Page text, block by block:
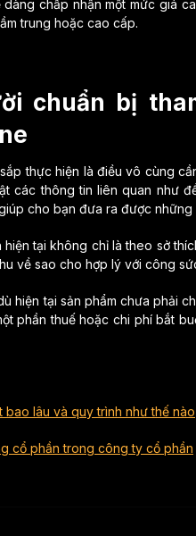
chấp nhận một mức giá
trung hoặc cao cấp.
chuẩn bị
thực hiện là điều vô cùng
các thông tin liên quan như
cho bạn đưa ra được
tại không chỉ là theo sở
về sao cho hợp lý với công
hiện tại sản phẩm chưa phải
phần thuế hoặc chi phí bắt
lâu và quy trình như thế nào
cổ phần trong công ty cổ phần